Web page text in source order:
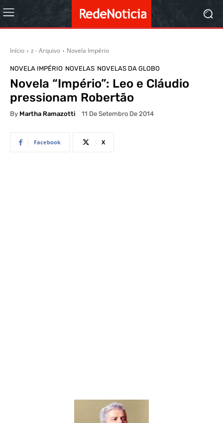
Início z - Arquivo Novela Império
NOVELA IMPÉRIO NOVELAS NOVELAS DA GLOBO
Novela “Império”: Leo e Cláudio
pressionam Robertão
By Martha Ramazotti 11 De Setembro De 2014
Facebook X